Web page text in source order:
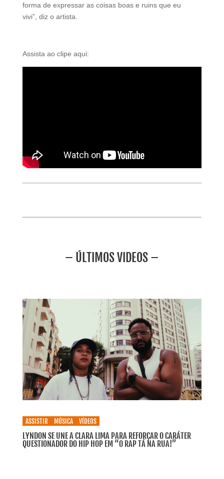
forma de expressar as coisas boas e ruins que eu
vivi”, diz o artista.
Assista ao clipe aqui:
– ÚLTIMOS VIDEOS –
ASSISTIR MÚSICA VÍDEOS
LYNDON SE UNE A CLARA LIMA PARA REFORÇAR O CARÁTER
QUESTIONADOR DO HIP HOP EM “O RAP TÁ NA RUA!”